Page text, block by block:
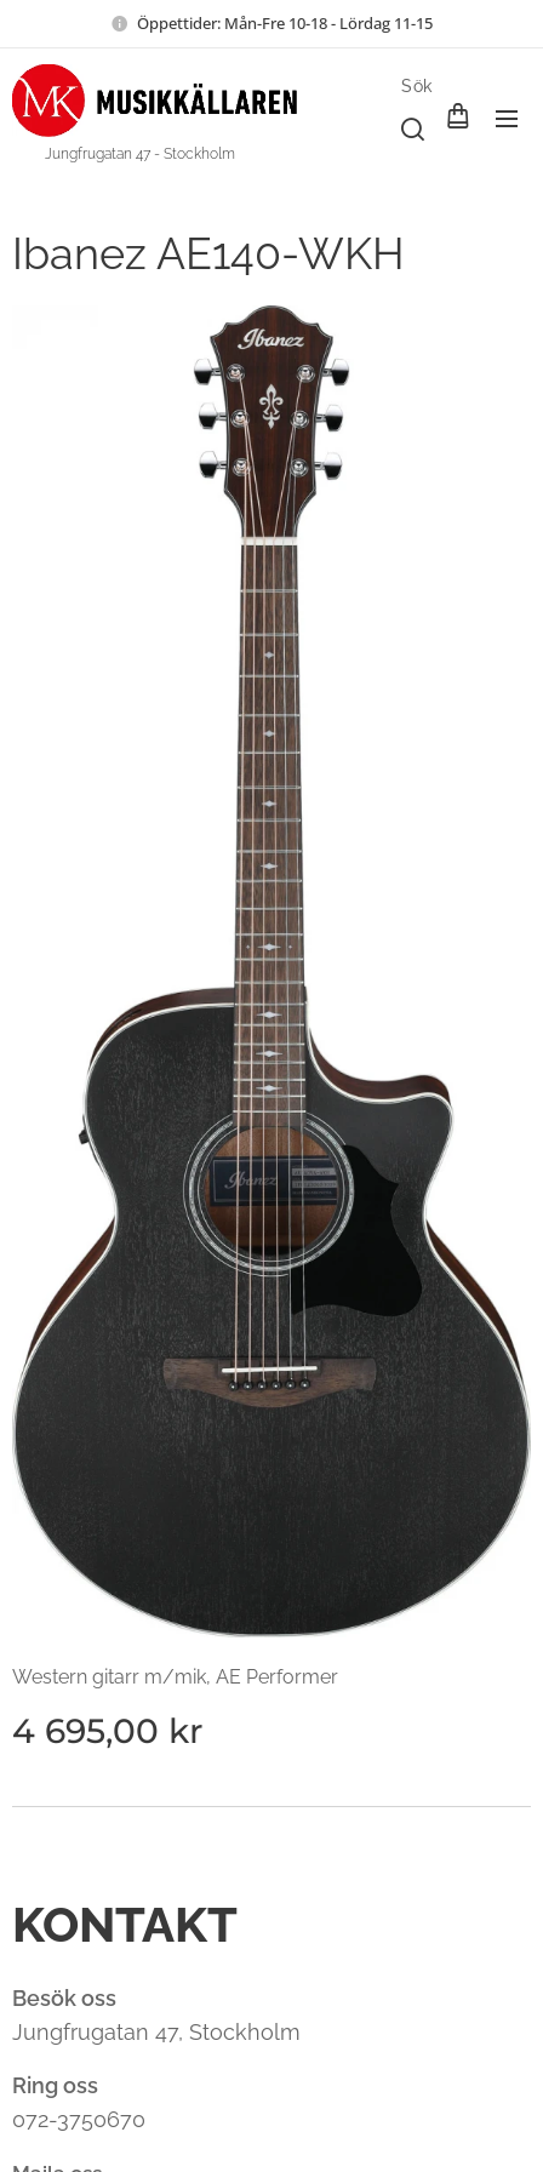
Öppettider: Mån-Fre 10-18 - Lördag 11-15
Jungfrugatan 47 - Stockholm
Sök
Ibanez AE140-WKH
Western gitarr m/mik, AE Performer
4 695,00 kr
KONTAKT
Besök oss
Jungfrugatan 47, Stockholm
Ring oss
072-3750670